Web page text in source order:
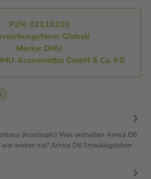
PZN: 02110230
Globuli
Marke: DHU
Arzneimittel GmbH & Co. KG
(homöoph.) Was enthalten Arnica D6
wirken sie? Arnica D6 Streukügelchen